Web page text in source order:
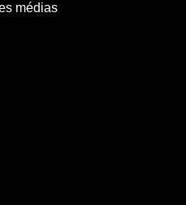
médias